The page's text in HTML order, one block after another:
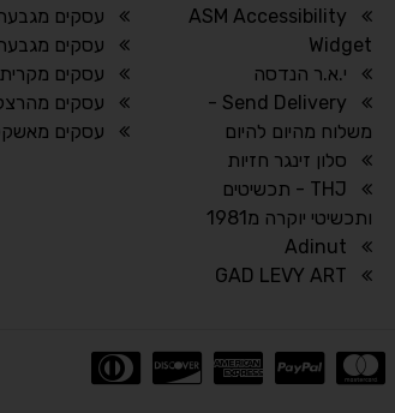
ASM Accessibility
Widget
י.א.ר הנדסה
Send Delivery -
משלוח מהיום להיום
סלון זינגר חזיות
THJ - תכשיטים
ותכשיטי יוקרה מ1981
עסקים
עסקים
עסקים מקרית
עסקים
עסקים